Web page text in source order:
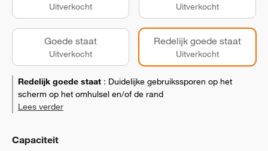
Uitverkocht Uitverkocht
Goede staat
Uitverkocht
Redelijk goede staat
Uitverkocht
Redelijk goede staat : Duidelijke gebruikssporen op het
scherm op het omhulsel en/of de rand
Lees verder
Capaciteit